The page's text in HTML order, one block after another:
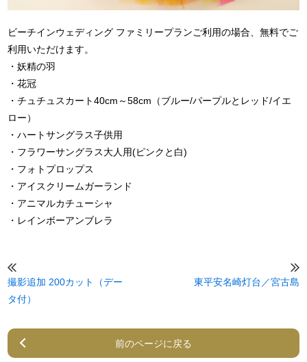
ビーチインウェディング ファミリープランご利用の場合、無料でご
利用いただけます。
・妖精の羽
・花冠
・チュチュスカート40cm～58cm（ブルー/パープルとレッド/イエ
ロー）
・ハートサングラス子供用
・フラワーサングラス大人用(ピンクと白)
・フォトプロップス
・アイスクリームガーランド
・アニマルカチューシャ
・レインボーアンブレラ
撮影追加 200カット（デー
タ付）
東平安名崎灯台／宮古島
前のページに戻る